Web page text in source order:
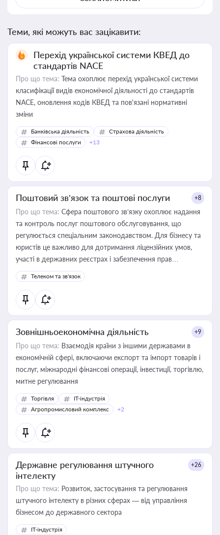
Теми, які можуть вас зацікавити:
Перехід української системи КВЕД до
стандартів NACE
Про що тема: Тема охоплює перехід української системи
класифікації видів економічної діяльності до стандартів
NACE, оновлення кодів КВЕД та пов'язані нормативні
зміни
Банківська діяльність
Страхова діяльність
Фінансові послуги
+13
Поштовий зв’язок та поштові послуги +8
Про що тема: Сфера поштового зв’язку охоплює надання
та контроль послуг поштового обслуговування, що
регулюється спеціальним законодавством. Для бізнесу та
юристів це важливо для дотримання ліцензійних умов,
участі в державних реєстрах і забезпечення прав
споживачів.
Телеком та зв'язок
Зовнішньоекономічна діяльність +9
Про що тема: Взаємодія країни з іншими державами в
економічній сфері, включаючи експорт та імпорт товарів і
послуг, міжнародні фінансові операції, інвестиції, торгівлю,
митне регулювання
Торгівля
IT-індустрія
Агропромисловий комплекс
+2
Державне регулювання штучного
інтелекту
+26
Про що тема: Розвиток, застосування та регулювання
штучного інтелекту в різних сферах — від управління
бізнесом до державного сектора
IT-індустрія